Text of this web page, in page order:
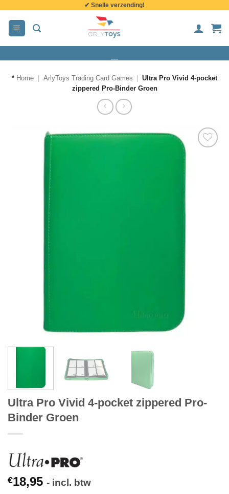
inhoud
✔ Snelle verzending!
* Home ArlyToys Trading Card Games
Ultra Pro Vivid 4-pocket
zippered Pro-Binder Groen
Ultra Pro Vivid 4-pocket zippered Pro-
Binder Groen
€18,95 - incl. btw